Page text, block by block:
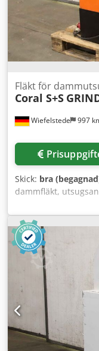
Wiefelstede 997
Fläkt för
Coral S+S
Skick: bra
dammfläkt,
dammsugaggregat,
rökgassugfläkt -
0,75 kW / 2810 varv/
Mått: 855/750/